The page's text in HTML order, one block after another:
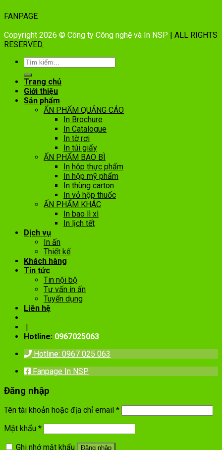
FANPAGE
Copyright 2026 © Công ty Công nghệ và In NSP | ALL RIGHTS
RESERVED.
Trang chủ
Giới thiệu
Sản phẩm
ẤN PHẨM QUẢNG CÁO
In Brochure
In Catalogue
In tờ rơi
In túi giấy
ẤN PHẨM BAO BÌ
In hộp thực phẩm
In hộp mỹ phẩm
In thùng carton
In vỏ hộp thuốc
ẤN PHẨM KHÁC
In bao lì xì
In lịch tết
Dịch vụ
In ấn
Thiết kế
Khách hàng
Tin tức
Tin nội bộ
Tư vấn in ấn
Tuyển dụng
Liên hệ
|
Hotline: 0967025063
Hotline: 0967 025 063
Fanpage In NSP
Đăng nhập
Tên tài khoản hoặc địa chỉ email *
Mật khẩu *
Ghi nhớ mật khẩu
Đăng nhập